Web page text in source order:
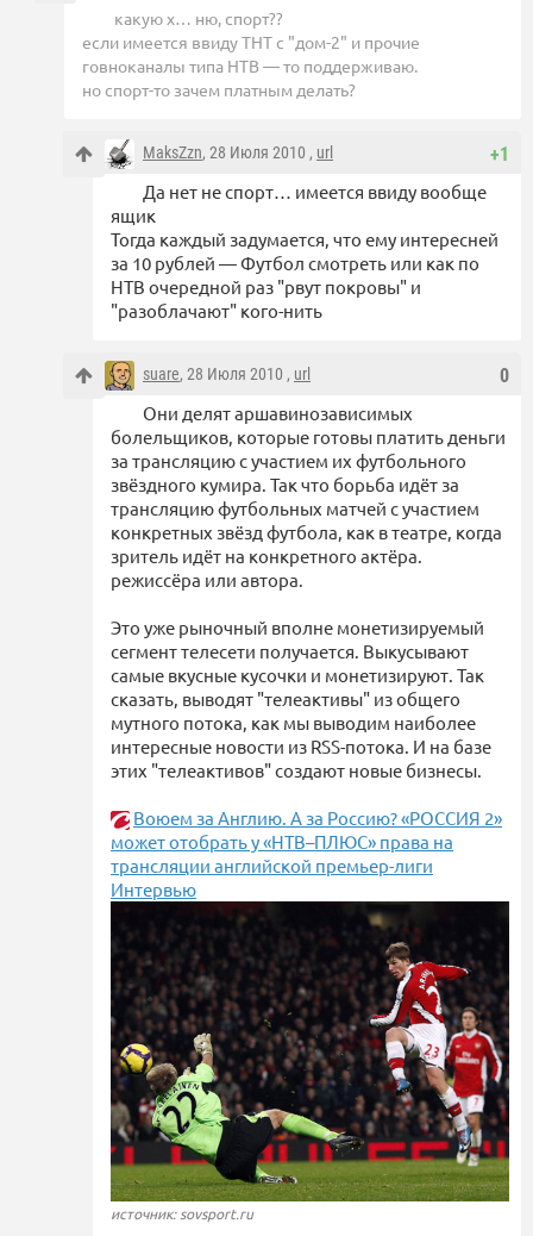
какую х… ню, спорт??
если имеется ввиду ТНТ с "дом-2" и прочие
говноканалы типа НТВ — то поддерживаю.
но спорт-то зачем платным делать?
+1
MaksZzn, 28 Июля 2010 , url
Да нет не спорт… имеется ввиду вообще
ящик
Тогда каждый задумается, что ему интересней
за 10 рублей — Футбол смотреть или как по
НТВ очередной раз "рвут покровы" и
"разоблачают" кого-нить
0
suare, 28 Июля 2010 , url
Они делят аршавинозависимых
болельщиков, которые готовы платить деньги
за трансляцию с участием их футбольного
звёздного кумира. Так что борьба идёт за
трансляцию футбольных матчей с участием
конкретных звёзд футбола, как в театре, когда
зритель идёт на конкретного актёра.
режиссёра или автора.
Это уже рыночный вполне монетизируемый
сегмент телесети получается. Выкусывают
самые вкусные кусочки и монетизируют. Так
сказать, выводят "телеактивы" из общего
мутного потока, как мы выводим наиболее
интересные новости из RSS-потока. И на базе
этих "телеактивов" создают новые бизнесы.
Воюем за Англию. А за Россию? «РОССИЯ 2»
может отобрать у «НТВ–ПЛЮС» права на
трансляции английской премьер-лиги
Интервью
источник: sovsport.ru